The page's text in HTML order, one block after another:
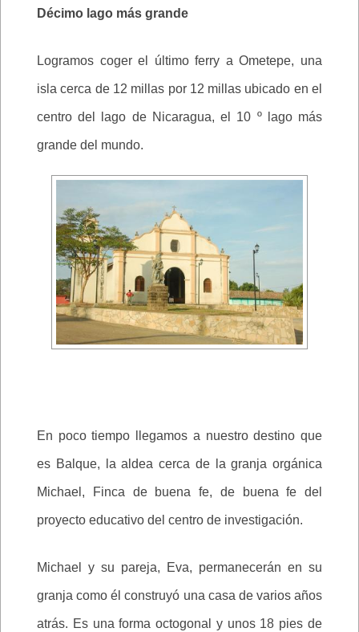
Décimo lago más grande
Logramos coger el último ferry a Ometepe, una
isla cerca de 12 millas por 12 millas ubicado en el
centro del lago de Nicaragua, el 10 º lago más
grande del mundo.
En poco tiempo llegamos a nuestro destino que
es Balque, la aldea cerca de la granja orgánica
Michael, Finca de buena fe, de buena fe del
proyecto educativo del centro de investigación.
Michael y su pareja, Eva, permanecerán en su
granja como él construyó una casa de varios años
atrás. Es una forma octogonal y unos 18 pies de